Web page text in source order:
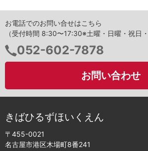
お電話でのお問い合せはこちら
（受付時間 8:30〜17:30※土曜・日曜・祝日
電
話
号：
052-602-7878
お問い合わせ
きばひるずほいくえん
〒455-0021
名古屋市港区木場町8番241